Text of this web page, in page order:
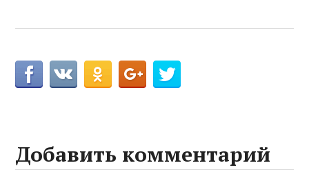
Добавить комментарий